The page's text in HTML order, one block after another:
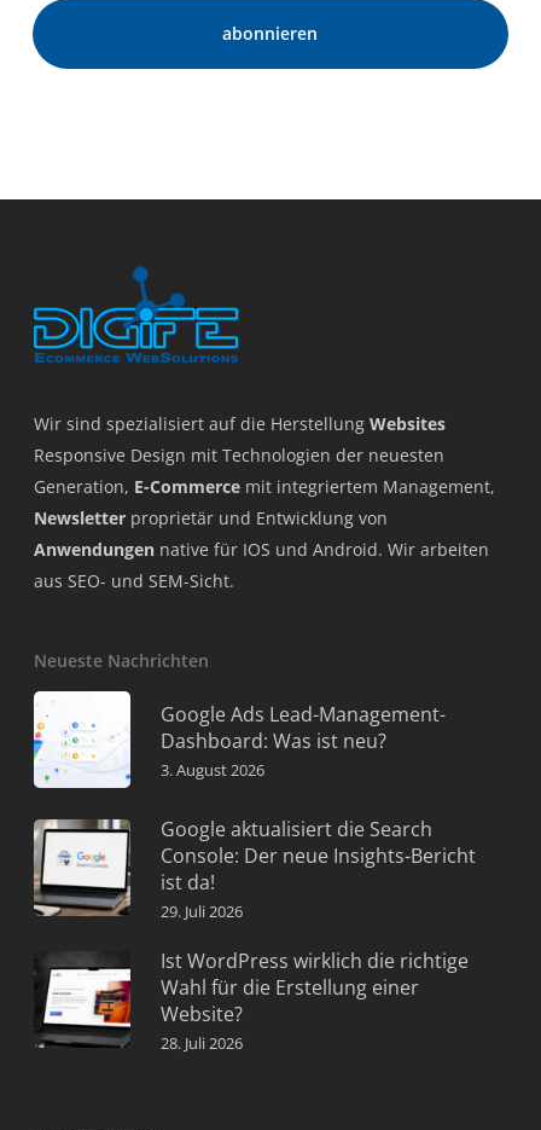
Wir sind spezialisiert auf die Herstellung Websites
Responsive Design mit Technologien der neuesten
Generation, E-Commerce mit integriertem Management,
Newsletter proprietär und Entwicklung von
Anwendungen native für IOS und Android. Wir arbeiten
aus SEO- und SEM-Sicht.
Neueste Nachrichten
Google Ads Lead-Management-
Dashboard: Was ist neu?
3. August 2026
Google aktualisiert die Search
Console: Der neue Insights-Bericht
ist da!
29. Juli 2026
Ist WordPress wirklich die richtige
Wahl für die Erstellung einer
Website?
28. Juli 2026